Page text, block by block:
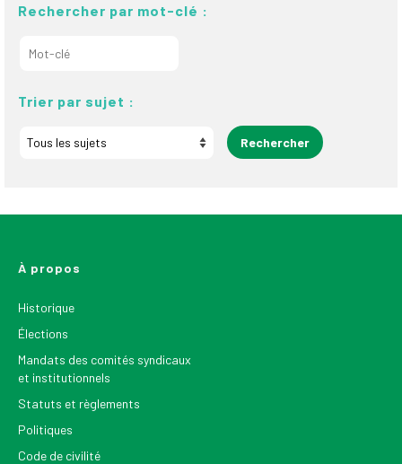
Rechercher par mot-clé :
Trier par sujet :
À propos
Historique
Élections
Mandats des comités syndicaux
et institutionnels
Statuts et règlements
Politiques
Code de civilité